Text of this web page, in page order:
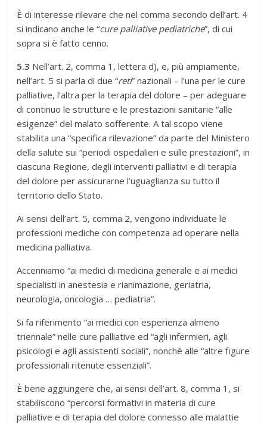
È di interesse rilevare che nel comma secondo dell’art. 4
si indicano anche le “cure palliative pediatriche”, di cui
sopra si è fatto cenno.
5.3 Nell’art. 2, comma 1, lettera d), e, più ampiamente,
nell’art. 5 si parla di due “reti” nazionali – l’una per le cure
palliative, l’altra per la terapia del dolore – per adeguare
di continuo le strutture e le prestazioni sanitarie “alle
esigenze” del malato sofferente. A tal scopo viene
stabilita una “specifica rilevazione” da parte del Ministero
della salute sui “periodi ospedalieri e sulle prestazioni”, in
ciascuna Regione, degli interventi palliativi e di terapia
del dolore per assicurarne l’uguaglianza su tutto il
territorio dello Stato.
Ai sensi dell’art. 5, comma 2, vengono individuate le
professioni mediche con competenza ad operare nella
medicina palliativa.
Accenniamo “ai medici di medicina generale e ai medici
specialisti in anestesia e rianimazione, geriatria,
neurologia, oncologia … pediatria”.
Si fa riferimento “ai medici con esperienza almeno
triennale” nelle cure palliative ed “agli infermieri, agli
psicologi e agli assistenti sociali”, nonché alle “altre figure
professionali ritenute essenziali”.
È bene aggiungere che, ai sensi dell’art. 8, comma 1, si
stabiliscono “percorsi formativi in materia di cure
palliative e di terapia del dolore connesso alle malattie